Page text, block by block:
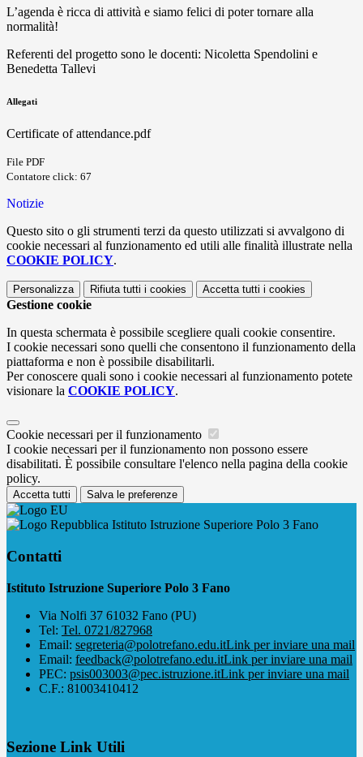
L’agenda è ricca di attività e siamo felici di poter tornare alla
normalità!
Referenti del progetto sono le docenti: Nicoletta Spendolini e
Benedetta Tallevi
Allegati
Certificate of attendance.pdf
File PDF
Contatore click: 67
Notizie
Questo sito o gli strumenti terzi da questo utilizzati si avvalgono di
cookie necessari al funzionamento ed utili alle finalità illustrate nella
COOKIE POLICY.
Personalizza Rifiuta tutti i cookies Accetta tutti i cookies
Gestione cookie
In questa schermata è possibile scegliere quali cookie consentire.
I cookie necessari sono quelli che consentono il funzionamento della
piattaforma e non è possibile disabilitarli.
Per conoscere quali sono i cookie necessari al funzionamento potete
visionare la COOKIE POLICY.
Cookie necessari per il funzionamento
I cookie necessari per il funzionamento non possono essere
disabilitati. È possibile consultare l'elenco nella pagina della cookie
policy.
Accetta tutti Salva le preferenze
Istituto Istruzione Superiore Polo 3 Fano
Contatti
Istituto Istruzione Superiore Polo 3 Fano
Via Nolfi 37 61032 Fano (PU)
Tel: Tel. 0721/827968
Email: segreteria@polotrefano.e​du.itLink per inviare una mail
Email: feedback@polotrefano.edu.itLink per inviare una mail
PEC: psis003003@pec.istruzione.itLink per inviare una mail
C.F.: 81003410412
Sezione Link Utili